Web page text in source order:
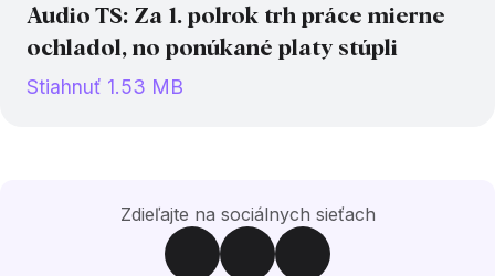
Audio TS: Za 1. polrok trh práce mierne
ochladol, no ponúkané platy stúpli
Stiahnuť 1.53 MB
Zdieľajte na sociálnych sieťach